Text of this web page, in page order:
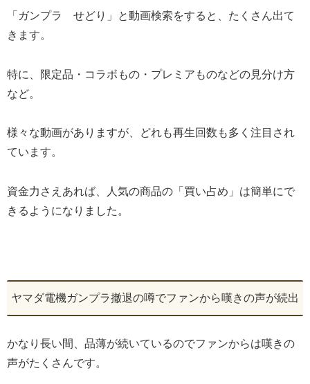
「ガンプラ せどり」と動画検索をすると、たくさん出て
きます。
特に、限定品・コラボもの・プレミアものなどの見分け方
など。
様々な動画がありますが、どれも再生回数も多く注目され
ています。
資金力さえあれば、人気の商品の「買い占め」は簡単にで
きるようになりました。
ヤマダ電機ガンプラ撤退の噂でファンから嘆きの声が続出
かなり長い間、品薄が続いているのでファンからは嘆きの
声がたくさんです。